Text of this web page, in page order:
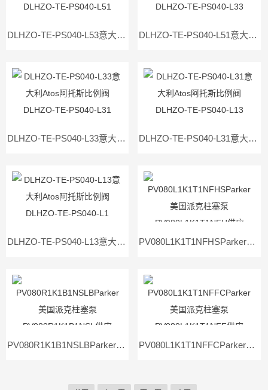
DLHZO-TE-PS040-L53意大利Atos阿托斯比例阀DLHZO-TE-PS040-L51 DLHZO-TE-PS040-L51意大利Atos阿托斯比例阀DLHZO-TE-PS040-L33
DLHZO-TE-PS040-L33意大利Atos阿托斯比例阀DLHZO-TE-PS040-L31 DLHZO-TE-PS040-L31意大利Atos阿托斯比例阀DLHZO-TE-PS040-L13
DLHZO-TE-PS040-L13意大利Atos阿托斯比例阀DLHZO-TE-PS040-L1 PV080L1K1T1NFHSParker美国派克柱塞泵PV080L1K1T1NFH供应
PV080R1K1B1NSLBParker美国派克柱塞泵PV080R1K1B1NSL供应 PV080L1K1T1NFFCParker美国派克柱塞泵PV080L1K1T1NFF供应